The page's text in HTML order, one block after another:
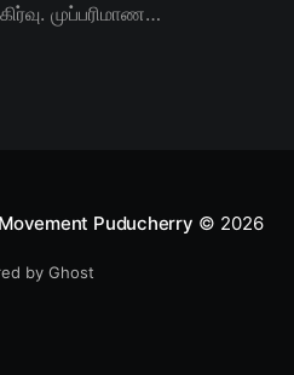
Puducherry © 2026
by Ghost